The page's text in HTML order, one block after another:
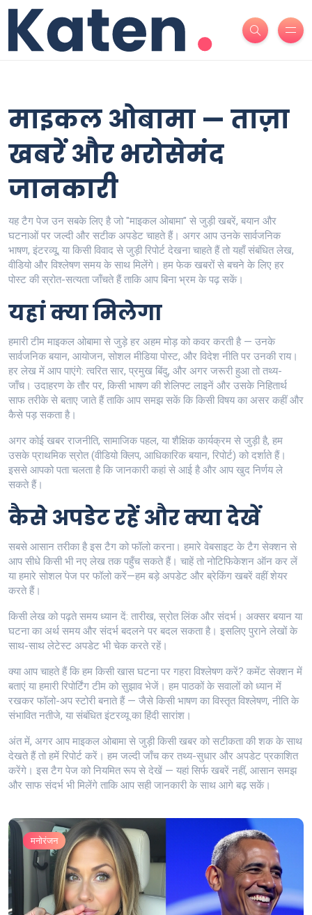
माइकल ओबामा — ताज़ा
खबरें और भरोसेमंद
जानकारी
यह टैग पेज उन सबके लिए है जो "माइकल ओबामा" से जुड़ी खबरें, बयान और
घटनाओं पर जल्दी और सटीक अपडेट चाहते हैं। अगर आप उनके सार्वजनिक
भाषण, इंटरव्यू, या किसी विवाद से जुड़ी रिपोर्ट देखना चाहते हैं तो यहाँ संबंधित लेख,
वीडियो और विश्लेषण समय के साथ मिलेंगे। हम फेक खबरों से बचने के लिए हर
पोस्ट की स्रोत-सत्यता जाँचते हैं ताकि आप बिना भ्रम के पढ़ सकें।
यहां क्या मिलेगा
हमारी टीम माइकल ओबामा से जुड़े हर अहम मोड़ को कवर करती है — उनके
सार्वजनिक बयान, आयोजन, सोशल मीडिया पोस्ट, और विदेश नीति पर उनकी राय।
हर लेख में आप पाएंगे: त्वरित सार, प्रमुख बिंदु, और अगर जरूरी हुआ तो तथ्य-
जाँच। उदाहरण के तौर पर, किसी भाषण की शेलिफ्ट लाइनें और उसके निहितार्थ
साफ तरीके से बताए जाते हैं ताकि आप समझ सकें कि किसी विषय का असर कहीं और
कैसे पड़ सकता है।
अगर कोई खबर राजनीति, सामाजिक पहल, या शैक्षिक कार्यक्रम से जुड़ी है, हम
उसके प्राथमिक स्रोत (वीडियो क्लिप, आधिकारिक बयान, रिपोर्ट) को दर्शाते हैं।
इससे आपको पता चलता है कि जानकारी कहां से आई है और आप खुद निर्णय ले
सकते हैं।
कैसे अपडेट रहें और क्या देखें
सबसे आसान तरीका है इस टैग को फॉलो करना। हमारे वेबसाइट के टैग सेक्शन से
आप सीधे किसी भी नए लेख तक पहुँच सकते हैं। चाहें तो नोटिफिकेशन ऑन कर लें
या हमारे सोशल पेज पर फॉलो करें—हम बड़े अपडेट और ब्रेकिंग खबरें वहीं शेयर
करते हैं।
किसी लेख को पढ़ते समय ध्यान दें: तारीख, स्रोत लिंक और संदर्भ। अक्सर बयान या
घटना का अर्थ समय और संदर्भ बदलने पर बदल सकता है। इसलिए पुराने लेखों के
साथ-साथ लेटेस्ट अपडेट भी चेक करते रहें।
क्या आप चाहते हैं कि हम किसी खास घटना पर गहरा विश्लेषण करें? कमेंट सेक्शन में
बताएं या हमारी रिपोर्टिंग टीम को सुझाव भेजें। हम पाठकों के सवालों को ध्यान में
रखकर फॉलो-अप स्टोरी बनाते हैं — जैसे किसी भाषण का विस्तृत विश्लेषण, नीति के
संभावित नतीजे, या संबंधित इंटरव्यू का हिंदी सारांश।
अंत में, अगर आप माइकल ओबामा से जुड़ी किसी खबर को सटीकता की शक के साथ
देखते हैं तो हमें रिपोर्ट करें। हम जल्दी जाँच कर तथ्य-सुधार और अपडेट प्रकाशित
करेंगे। इस टैग पेज को नियमित रूप से देखें — यहां सिर्फ खबरें नहीं, आसान समझ
और साफ संदर्भ भी मिलेंगे ताकि आप सही जानकारी के साथ आगे बढ़ सकें।
मनोरंजन